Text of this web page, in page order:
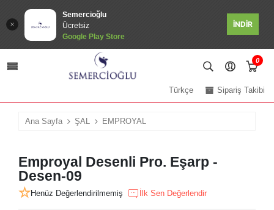
Semercioğlu
Ücretsiz
Google Play Store
İNDİR
0
Sipariş Takibi
Türkçe
Ana Sayfa ŞAL EMPROYAL
Emproyal Desenli Pro. Eşarp -
Desen-09
Henüz Değerlendirilmemiş İlk Sen Değerlendir